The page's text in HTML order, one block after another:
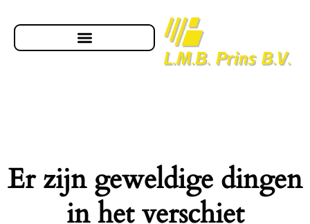
Er zijn geweldige dingen
in het verschiet